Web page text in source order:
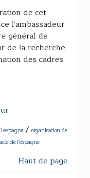
de cet
l'ambassadeur
général de
de la recherche
des cadres
espagne / organisation de
de l'espagne
Haut de page